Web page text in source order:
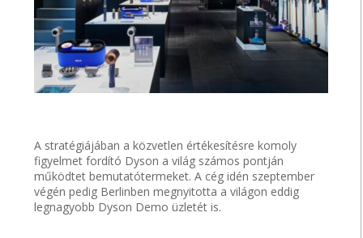
A stratégiájában a közvetlen értékesítésre komoly
figyelmet fordító Dyson a világ számos pontján
működtet bemutatótermeket. A cég idén szeptember
végén pedig Berlinben megnyitotta a világon eddig
legnagyobb Dyson Demo üzletét is.